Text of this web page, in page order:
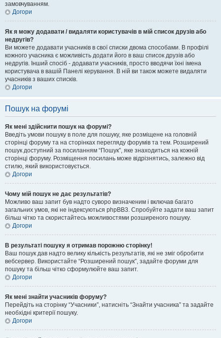
замовчуванням.
Догори
Як я можу додавати / видаляти користувачів в мій список друзів або
недругів?
Ви можете додавати учасників в свої списки двома способами. В профілі
кожного учасника є можливість додати його в ваш список друзів або
недругів. Інший спосіб - додавати учасників, просто вводячи їхні імена
користувача в вашій Панелі керування. В ній ви також можете видаляти
учасників з ваших списків.
Догори
Пошук на форумі
Як мені здійснити пошук на форумі?
Введіть умови пошуку в поле для пошуку, яке розміщене на головній
сторінці форуму та на сторінках перегляду форумів та тем. Розширений
пошук доступний за посиланням “Пошук”, яке знаходиться на кожній
сторінці форуму. Розміщення посилань може відрізнятись, залежно від
стилю, який використовується.
Догори
Чому мій пошук не дає результатів?
Можливо ваш запит був надто суворо визначеним і включав багато
загальних умов, які не індексуються phpBB3. Спробуйте задати ваш запит
більш чітко та скористайтесь можливостями розширеного пошуку.
Догори
В результаті пошуку я отримав порожню сторінку!
Ваш пошук дав надто велику кількість результатів, які не зміг обробити
вебсервер. Використайте “Розширений пошук”, задайте форуми для
пошуку та більш чітко сформулюйте ваш запит.
Догори
Як мені знайти учасників форуму?
Перейдіть на сторінку “Учасники”, натисніть “Знайти учасника” та задайте
необхідні критерії пошуку.
Догори